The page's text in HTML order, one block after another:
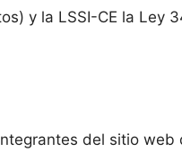
y la LSSI-CE la Ley
del sitio web